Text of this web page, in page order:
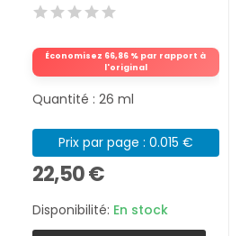
Économisez 66,86 % par rapport à
l'original
Quantité : 26 ml
Prix par page : 0.015 €
22,50 €
Disponibilité: En stock